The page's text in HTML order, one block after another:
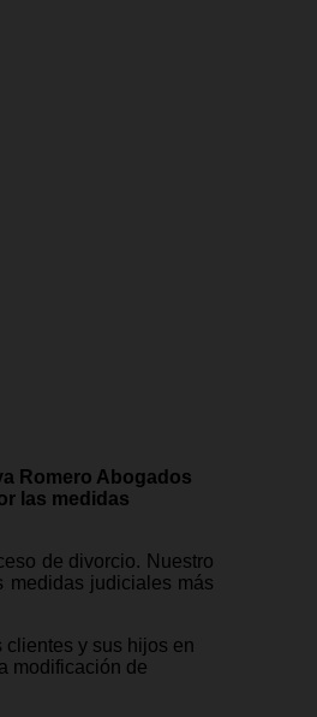
Romero Abogados
las medidas
de divorcio. Nuestro
medidas judiciales más
y sus hijos en
modificación de